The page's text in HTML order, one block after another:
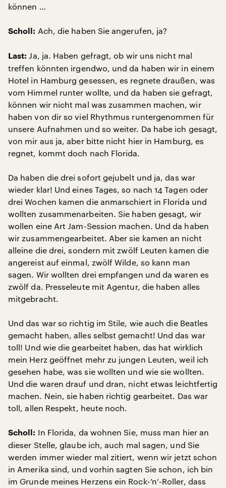
können …
Scholl: Ach, die haben Sie angerufen, ja?
Last: Ja, ja. Haben gefragt, ob wir uns nicht mal
treffen könnten irgendwo, und da haben wir in einem
Hotel in Hamburg gesessen, es regnete draußen, was
vom Himmel runter wollte, und da haben sie gefragt,
können wir nicht mal was zusammen machen, wir
haben von dir so viel Rhythmus runtergenommen für
unsere Aufnahmen und so weiter. Da habe ich gesagt,
von mir aus ja, aber bitte nicht hier in Hamburg, es
regnet, kommt doch nach Florida.
Da haben die drei sofort gejubelt und ja, das war
wieder klar! Und eines Tages, so nach 14 Tagen oder
drei Wochen kamen die anmarschiert in Florida und
wollten zusammenarbeiten. Sie haben gesagt, wir
wollen eine Art Jam-Session machen. Und da haben
wir zusammengearbeitet. Aber sie kamen an nicht
alleine die drei, sondern mit zwölf Leuten kamen die
angereist auf einmal, zwölf Wilde, so kann man
sagen. Wir wollten drei empfangen und da waren es
zwölf da. Presseleute mit Agentur, die haben alles
mitgebracht.
Und das war so richtig im Stile, wie auch die Beatles
gemacht haben, alles selbst gemacht! Und das war
toll! Und wie die gearbeitet haben, das hat wirklich
mein Herz geöffnet mehr zu jungen Leuten, weil ich
gesehen habe, was sie wollten und wie sie wollten.
Und die waren drauf und dran, nicht etwas leichtfertig
machen. Nein, sie haben richtig gearbeitet. Das war
toll, allen Respekt, heute noch.
Scholl: In Florida, da wohnen Sie, muss man hier an
dieser Stelle, glaube ich, auch mal sagen, und Sie
werden immer wieder mal zitiert, wenn wir jetzt schon
in Amerika sind, und vorhin sagten Sie schon, ich bin
im Grunde meines Herzens ein Rock-’n’-Roller, dass